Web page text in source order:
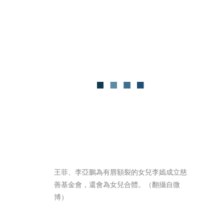
王菲、李亞鵬為有唇額裂的女兒李嫣成立慈
善基金會，還會為女兒合體。（翻攝自微
博）